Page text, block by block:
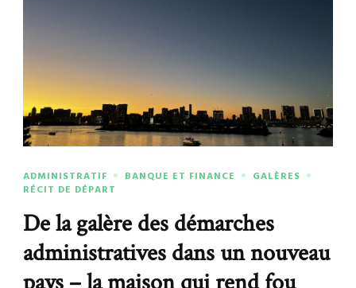
ADMINISTRATIF BANQUE ET FINANCE
GALÈRES
RÉCIT DE DÉPART
De la galère des démarches
administratives dans un nouveau